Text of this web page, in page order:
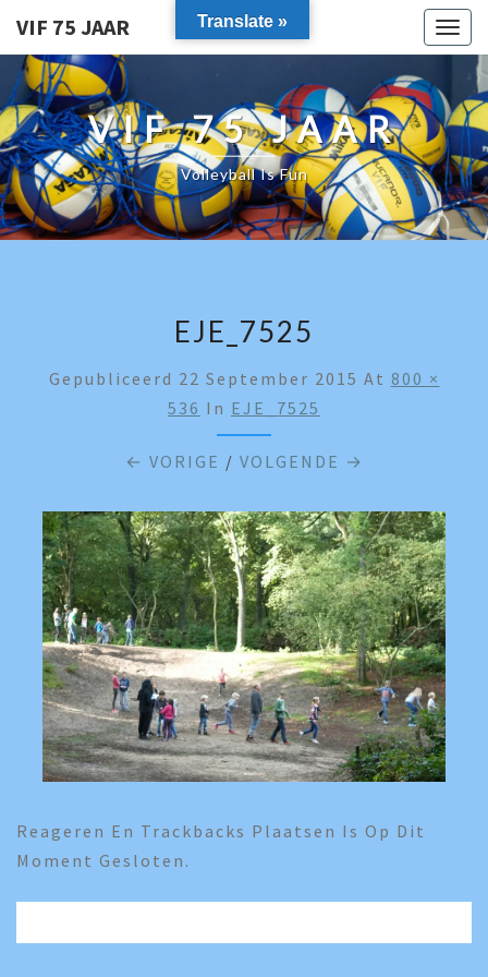
VIF 75 JAAR
VIF 75 JAAR
Volleyball Is Fun
EJE_7525
Gepubliceerd 22 September 2015 At 800 ×
536 In EJE_7525
← VORIGE / VOLGENDE →
Reageren En Trackbacks Plaatsen Is Op Dit
Moment Gesloten.
Translate »